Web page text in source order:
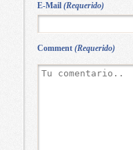
Comment (Requerido)
E-Mail (Requerido)